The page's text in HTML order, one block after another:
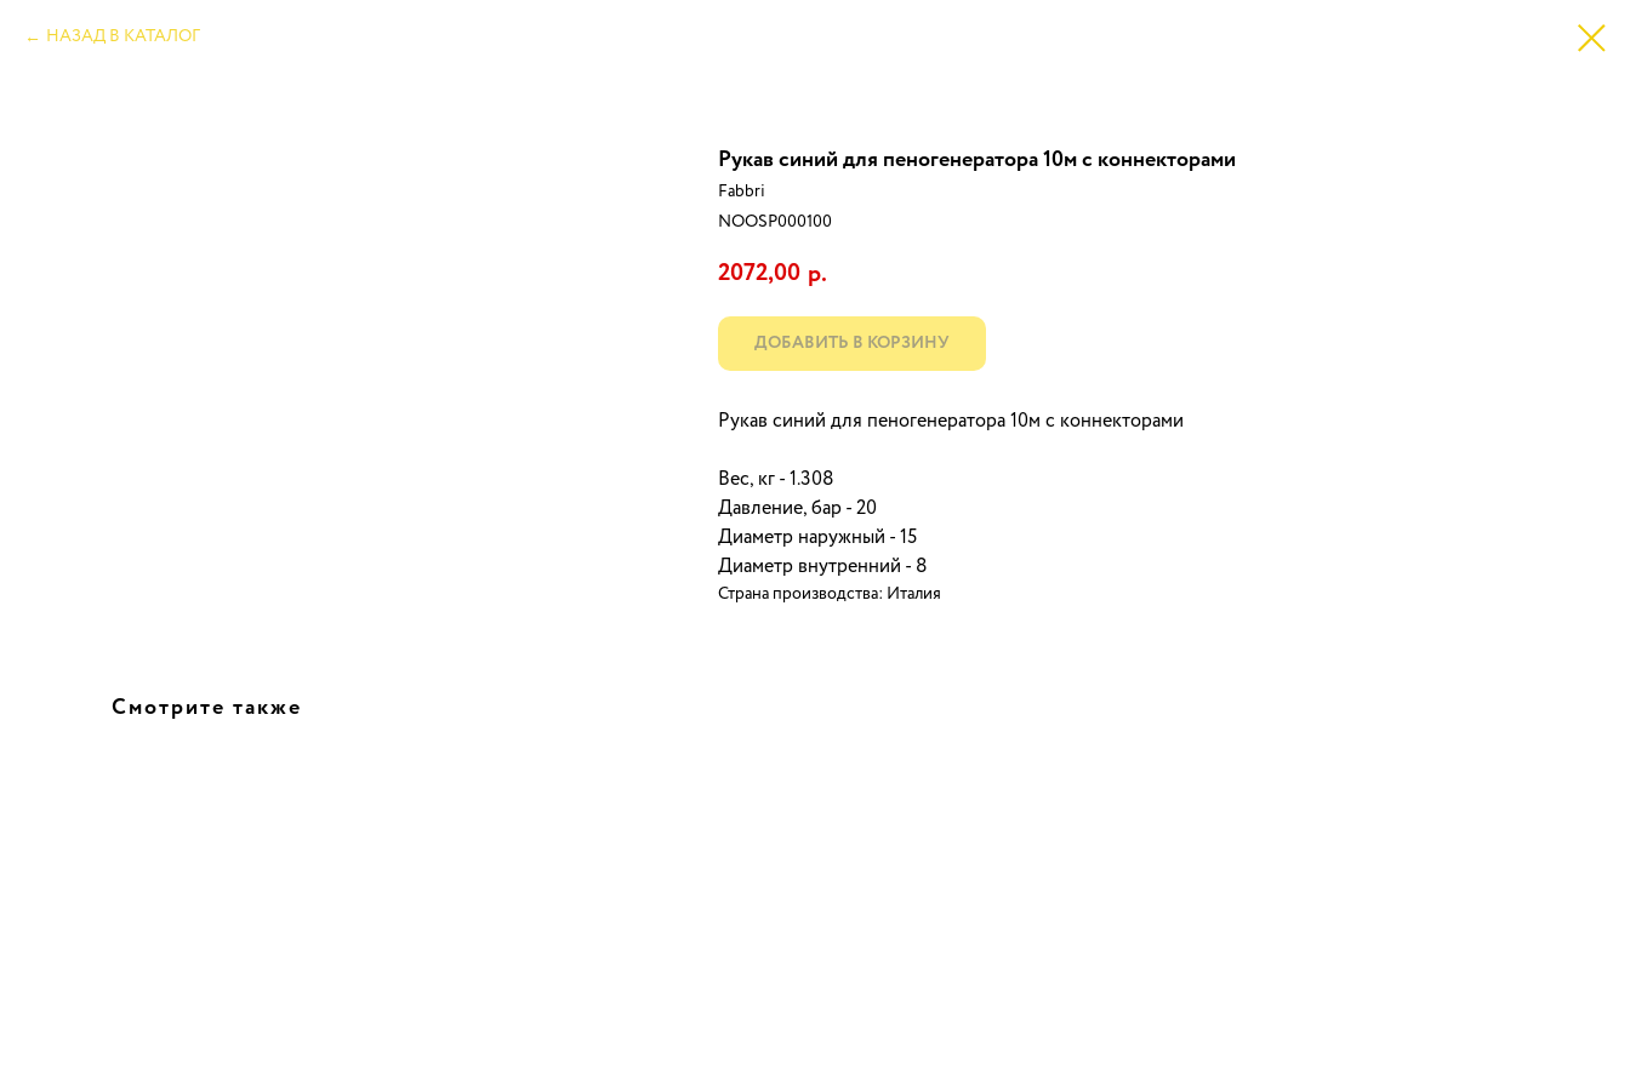
НАЗАД В КАТАЛОГ
Рукав синий для пеногенератора 10м с коннекторами
Fabbri
NOOSP000100
2072,00 р.
ДОБАВИТЬ В КОРЗИНУ
Рукав синий для пеногенератора 10м с коннекторами
Вес, кг - 1.308
Давление, бар - 20
Диаметр наружный - 15
Диаметр внутренний - 8
Страна производства: Италия
Смотрите также